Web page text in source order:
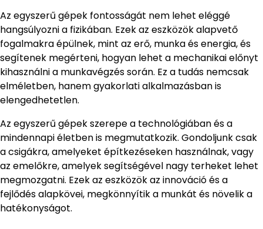
Az egyszerű gépek fontosságát nem lehet eléggé
hangsúlyozni a fizikában. Ezek az eszközök alapvető
fogalmakra épülnek, mint az erő, munka és energia, és
segítenek megérteni, hogyan lehet a mechanikai előnyt
kihasználni a munkavégzés során. Ez a tudás nemcsak
elméletben, hanem gyakorlati alkalmazásban is
elengedhetetlen.
Az egyszerű gépek szerepe a technológiában és a
mindennapi életben is megmutatkozik. Gondoljunk csak
a csigákra, amelyeket építkezéseken használnak, vagy
az emelőkre, amelyek segítségével nagy terheket lehet
megmozgatni. Ezek az eszközök az innováció és a
fejlődés alapkövei, megkönnyítik a munkát és növelik a
hatékonyságot.